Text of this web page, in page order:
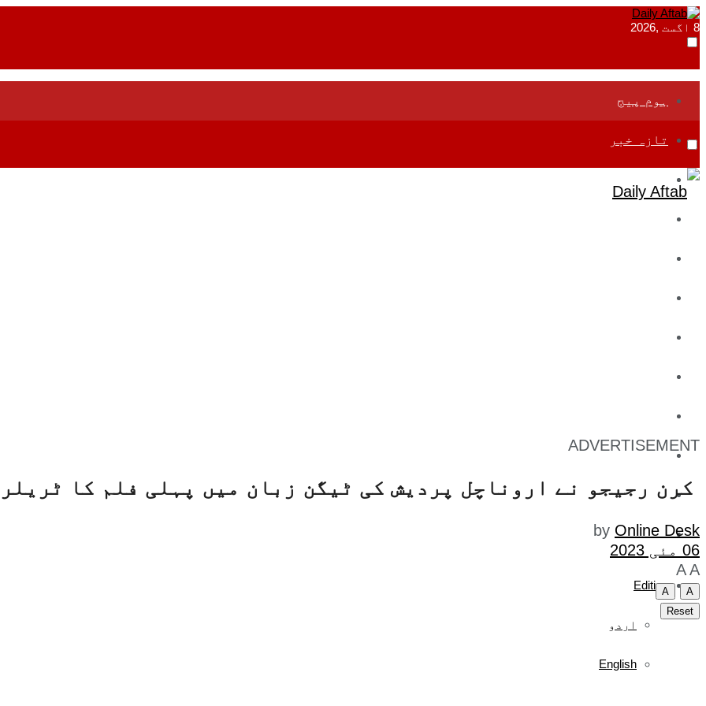
8 اگست ,2026
ہوم پیج
تازہ خبر
تفریح
صحت
آج کا اخبار
Edition
اردو
English
ADVERTISEMENT
کرن رجیجو نے اروناچل پردیش کی ٹیگن زبان میں پہلی فلم کا ٹریلر
by Online Desk
06 مئی 2023
A A
A
A
Reset